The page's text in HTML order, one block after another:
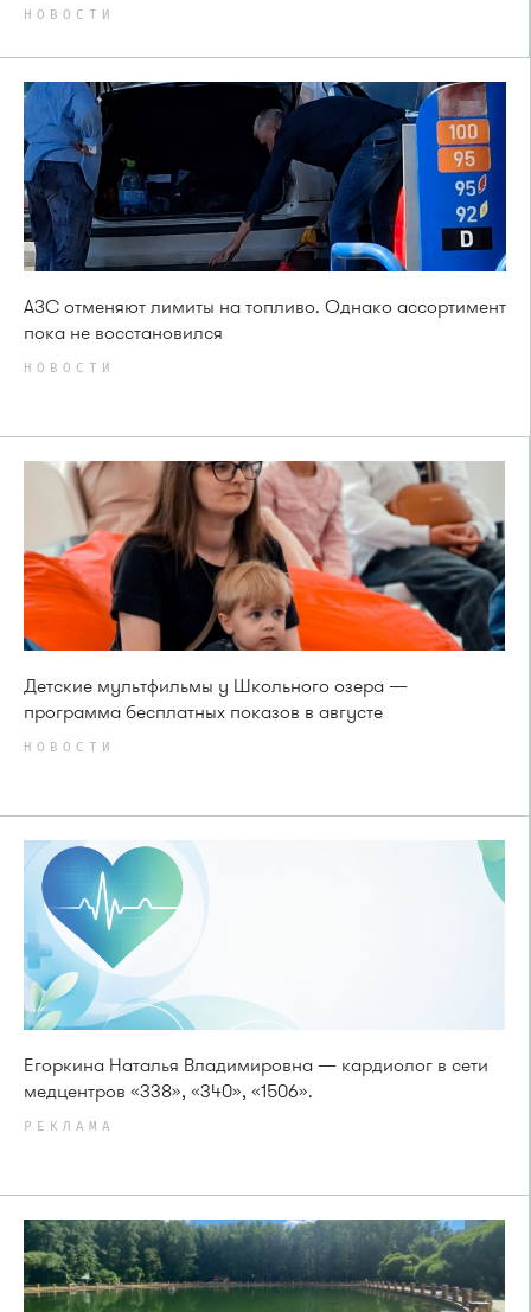
НОВОСТИ
АЗС отменяют лимиты на топливо. Однако ассортимент
пока не восстановился
НОВОСТИ
Детские мультфильмы у Школьного озера —
программа бесплатных показов в августе
НОВОСТИ
Егоркина Наталья Владимировна — кардиолог в сети
медцентров «338», «340», «1506».
РЕКЛАМА